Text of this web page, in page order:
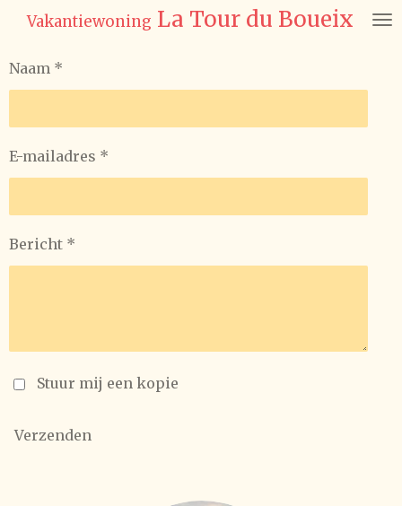
Ga
naar
Vakantiewoning La Tour du Boueix
Naam *
E-mailadres *
Bericht *
Stuur mij een kopie
Verzenden